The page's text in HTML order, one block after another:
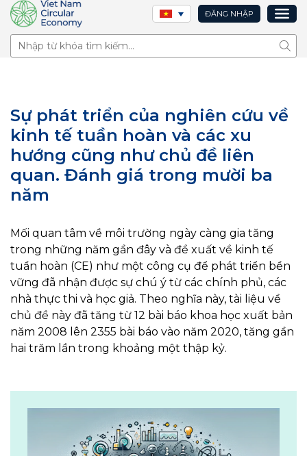
ĐĂNG NHẬP
Tìm
Sự phát triển của nghiên cứu về
kinh tế tuần hoàn và các xu
hướng cũng như chủ đề liên
quan. Đánh giá trong mười ba
năm
Mối quan tâm về môi trường ngày càng gia tăng
trong những năm gần đây và đề xuất về kinh tế
tuần hoàn (CE) như một công cụ để phát triển bền
vững đã nhận được sự chú ý từ các chính phủ, các
nhà thực thi và học giả. Theo nghĩa này, tài liệu về
chủ đề này đã tăng từ 12 bài báo khoa học xuất bản
năm 2008 lên 2355 bài báo vào năm 2020, tăng gần
hai trăm lần trong khoảng một thập kỷ.